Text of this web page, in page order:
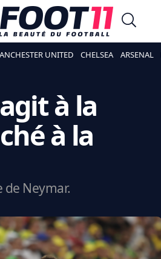
UNITED CHELSEA ARSENAL
à la
à la
de Neymar.